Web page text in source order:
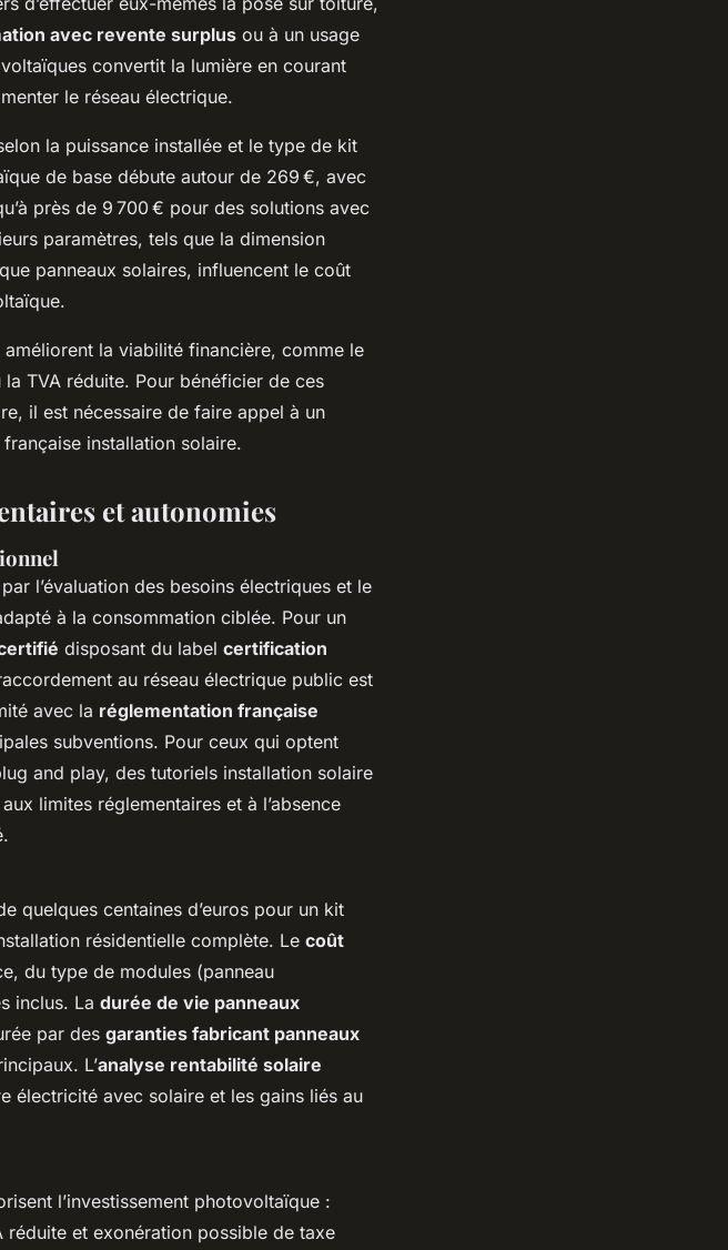
avec revente surplus ou à un usage
convertit la lumière en courant
le réseau électrique.
la puissance installée et le type de kit
de base débute autour de 269 €, avec
près de 9 700 € pour des solutions avec
paramètres, tels que la dimension
panneaux solaires, influencent le coût
améliorent la viabilité financière, comme le
TVA réduite. Pour bénéficier de ces
il est nécessaire de faire appel à un
installation solaire.
et autonomies
l’évaluation des besoins électriques et le
à la consommation ciblée. Pour un
disposant du label certification
au réseau électrique public est
avec la réglementation française
subventions. Pour ceux qui optent
and play, des tutoriels installation solaire
limites réglementaires et à l’absence
quelques centaines d’euros pour un kit
résidentielle complète. Le coût
du type de modules (panneau
inclus. La durée de vie panneaux
par des garanties fabricant panneaux
L’analyse rentabilité solaire
électricité avec solaire et les gains liés au
l’investissement photovoltaïque :
réduite et exonération possible de taxe